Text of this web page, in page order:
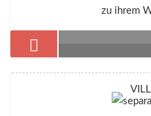
zu ihrem